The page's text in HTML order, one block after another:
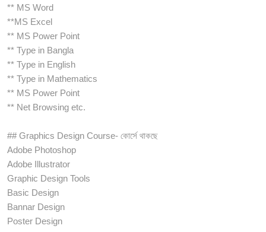
** MS Word
**MS Excel
** MS Power Point
** Type in Bangla
** Type in English
** Type in Mathematics
** MS Power Point
** Net Browsing etc.
## Graphics Design Course- কোর্সে থাকছে
Adobe Photoshop
Adobe Illustrator
Graphic Design Tools
Basic Design
Bannar Design
Poster Design